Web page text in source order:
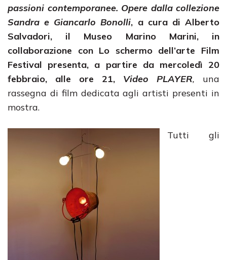
passioni contemporanee. Opere dalla collezione
Sandra e Giancarlo Bonolli, a cura di Alberto
Salvadori, il Museo Marino Marini, in
collaborazione con Lo schermo dell’arte Film
Festival presenta, a partire da mercoledì 20
febbraio, alle ore 21, Video PLAYER, una
rassegna di film dedicata agli artisti presenti in
mostra.
Tutti gli